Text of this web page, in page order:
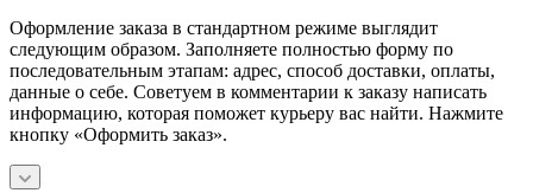
Оформление заказа в стандартном режиме выглядит
следующим образом. Заполняете полностью форму по
последовательным этапам: адрес, способ доставки, оплаты,
данные о себе. Советуем в комментарии к заказу написать
информацию, которая поможет курьеру вас найти. Нажмите
кнопку «Оформить заказ».